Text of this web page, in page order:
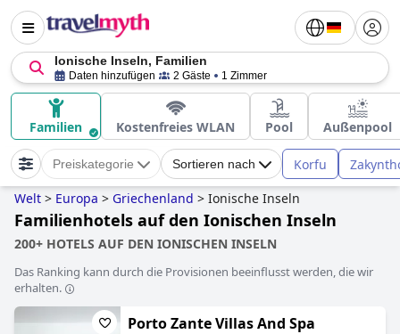
Ionische Inseln, Familien
Daten hinzufügen 2 Gäste 1 Zimmer
Familien Kostenfreies WLAN Pool Außenpool
Preiskategorie Sortieren nach Korfu
Welt > Europa > Griechenland > Ionische Inseln
Familienhotels auf den Ionischen Inseln
200+ HOTELS AUF DEN IONISCHEN INSELN
Das Ranking kann durch die Provisionen beeinflusst werden, die wir
erhalten.
Porto Zante Villas And Spa